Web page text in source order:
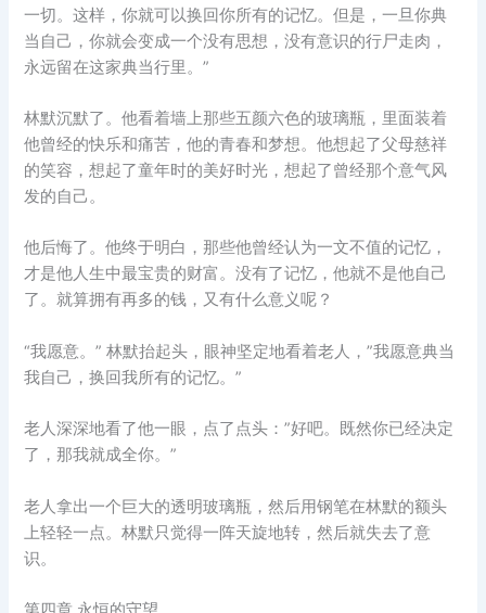
一切。这样，你就可以换回你所有的记忆。但是，一旦你典
当自己，你就会变成一个没有思想，没有意识的行尸走肉，
永远留在这家典当行里。”
林默沉默了。他看着墙上那些五颜六色的玻璃瓶，里面装着
他曾经的快乐和痛苦，他的青春和梦想。他想起了父母慈祥
的笑容，想起了童年时的美好时光，想起了曾经那个意气风
发的自己。
他后悔了。他终于明白，那些他曾经认为一文不值的记忆，
才是他人生中最宝贵的财富。没有了记忆，他就不是他自己
了。就算拥有再多的钱，又有什么意义呢？
“我愿意。” 林默抬起头，眼神坚定地看着老人，”我愿意典当
我自己，换回我所有的记忆。”
老人深深地看了他一眼，点了点头：”好吧。既然你已经决定
了，那我就成全你。”
老人拿出一个巨大的透明玻璃瓶，然后用钢笔在林默的额头
上轻轻一点。林默只觉得一阵天旋地转，然后就失去了意
识。